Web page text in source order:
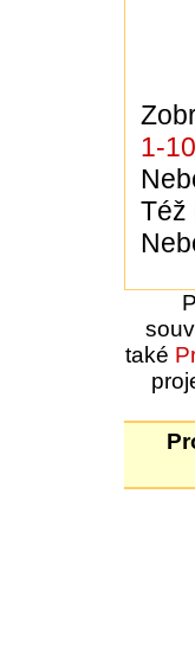
1-10
Též
také